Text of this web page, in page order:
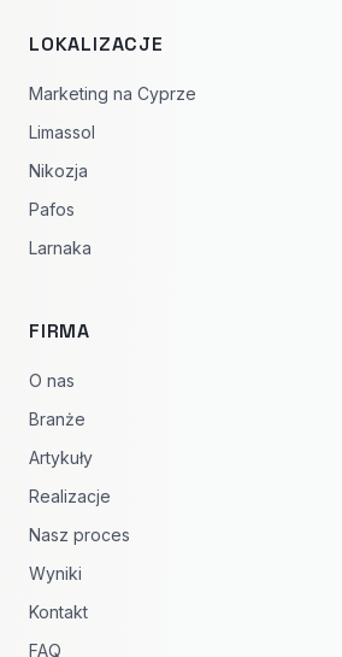
LOKALIZACJE
Marketing na Cyprze
Limassol
Nikozja
Pafos
Larnaka
FIRMA
O nas
Branże
Artykuły
Realizacje
Nasz proces
Wyniki
Kontakt
FAQ